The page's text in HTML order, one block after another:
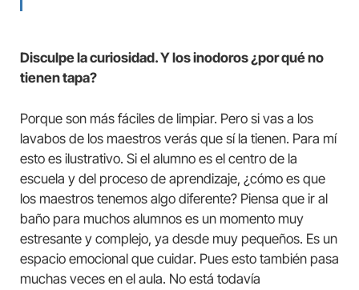
Disculpe la curiosidad. Y los inodoros ¿por qué no
tienen tapa?
Porque son más fáciles de limpiar. Pero si vas a los
lavabos de los maestros verás que sí la tienen. Para mí
esto es ilustrativo. Si el alumno es el centro de la
escuela y del proceso de aprendizaje, ¿cómo es que
los maestros tenemos algo diferente? Piensa que ir al
baño para muchos alumnos es un momento muy
estresante y complejo, ya desde muy pequeños. Es un
espacio emocional que cuidar. Pues esto también pasa
muchas veces en el aula. No está todavía